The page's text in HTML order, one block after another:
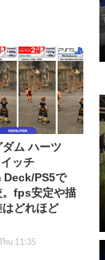
ダム ハーツ
ッチ
Deck/PS5で
。fps安定や描
どれほど
11:35